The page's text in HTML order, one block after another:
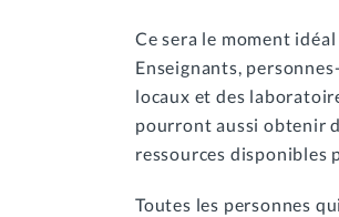
Ce sera le moment
Enseignants,
locaux et des
pourront aussi obtenir
ressources disponibles
Toutes les personnes